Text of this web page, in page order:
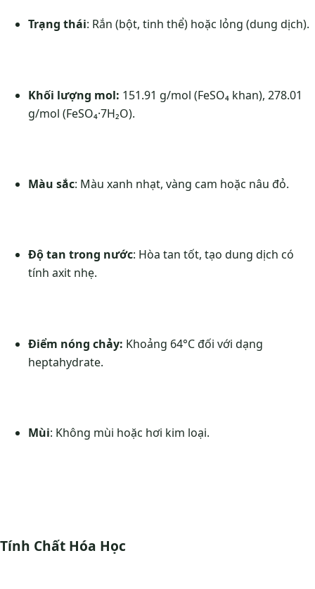
Trạng thái: Rắn (bột, tinh thể) hoặc lỏng (dung dịch).
Khối lượng mol: 151.91 g/mol (FeSO₄ khan), 278.01
g/mol (FeSO₄·7H₂O).
Màu sắc: Màu xanh nhạt, vàng cam hoặc nâu đỏ.
Độ tan trong nước: Hòa tan tốt, tạo dung dịch có
tính axit nhẹ.
Điểm nóng chảy: Khoảng 64°C đối với dạng
heptahydrate.
Mùi: Không mùi hoặc hơi kim loại.
Tính Chất Hóa Học